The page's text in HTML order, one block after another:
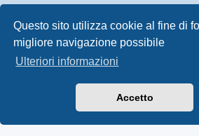
Questo sito utilizza cookie al fine di
migliore navigazione possibile
Ulteriori informazioni
Accetto
Creato da
® Forum Software ©
Privacy|Condizioni